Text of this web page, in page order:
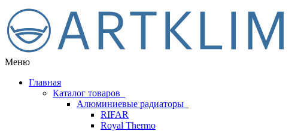
Меню
Главная
Каталог товаров
Алюминиевые радиаторы
RIFAR
Royal Thermo